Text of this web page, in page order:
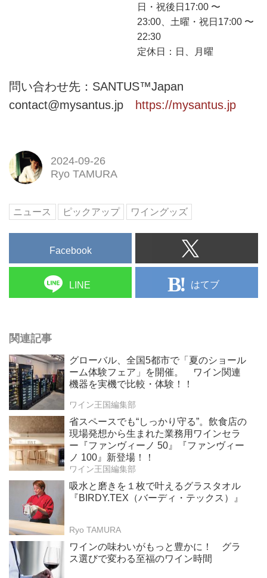
テイストやアロマをキープでき
る、アプリ連動型ワインディス
ペンサー「Vibra」（バイブ
ラ）が日本初上陸(*)です！＊正
けの簡単セット
日・祝後日17:00 〜
23:00、土曜・祝日17:00 〜
22:30
定休日：日、月曜
問い合わせ先：SANTUS™︎Japan
contact@mysantus.jp
https://mysantus.jp
2024-09-26
Ryo TAMURA
ニュース ピックアップ ワイングッズ
Facebook
LINE はてブ
関連記事
グローバル、全国5都市で「夏のショール
ーム体験フェア」を開催。 ワイン関連
機器を実機で比較・体験！！
ワイン王国編集部
省スペースでも“しっかり守る”。飲食店の
現場発想から生まれた業務用ワインセラ
ー『ファンヴィーノ 50』『ファンヴィー
ノ 100』新登場！！
ワイン王国編集部
吸水と磨きを１枚で叶えるグラスタオル
『BIRDY.TEX（バーディ・テックス）』
Ryo TAMURA
ワインの味わいがもっと豊かに！ グラ
ス選びで変わる至福のワイン時間